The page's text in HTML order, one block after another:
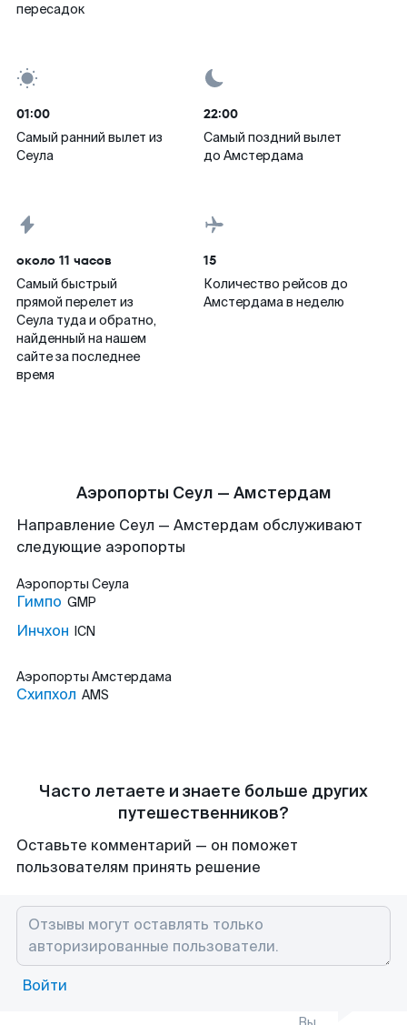
пересадок
01:00
Самый ранний вылет из
Сеула
22:00
Самый поздний вылет
до Амстердама
около 11 часов
Самый быстрый
прямой перелет из
Сеула туда и обратно,
найденный на нашем
сайте за последнее
время
15
Количество рейсов до
Амстердама в неделю
Аэропорты Сеул — Амстердам
Направление Сеул — Амстердам обслуживают
следующие аэропорты
Аэропорты Сеула
Гимпо GMP
Инчхон ICN
Аэропорты Амстердама
Схипхол AMS
Часто летаете и знаете больше других
путешественников?
Оставьте комментарий — он поможет
пользователям принять решение
Войти